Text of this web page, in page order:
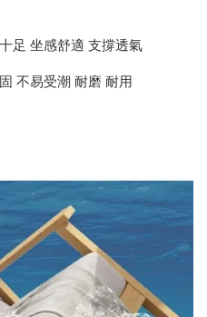
足 坐感舒適 支撐透氣
不易受潮 耐磨 耐用